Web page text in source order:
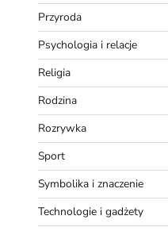
Przyroda
Psychologia i relacje
Religia
Rodzina
Rozrywka
Sport
Symbolika i znaczenie
Technologie i gadżety